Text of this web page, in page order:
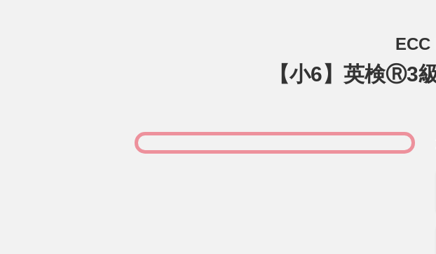
ECC
【小6】英検Ⓡ3